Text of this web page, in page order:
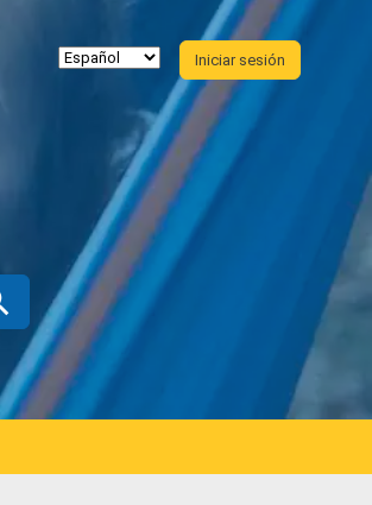
Iniciar sesión